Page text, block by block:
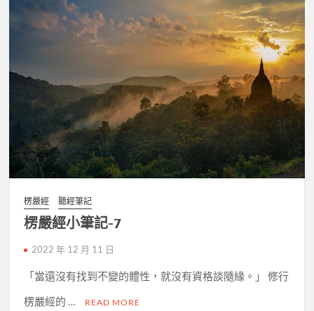
楞嚴經 聽經筆記
楞嚴經小筆記-7
2022 年 12 月 11 日
「當還沒有找到不變的體性，就沒有資格談隨緣。」 修行
楞嚴經的 …
READ MORE